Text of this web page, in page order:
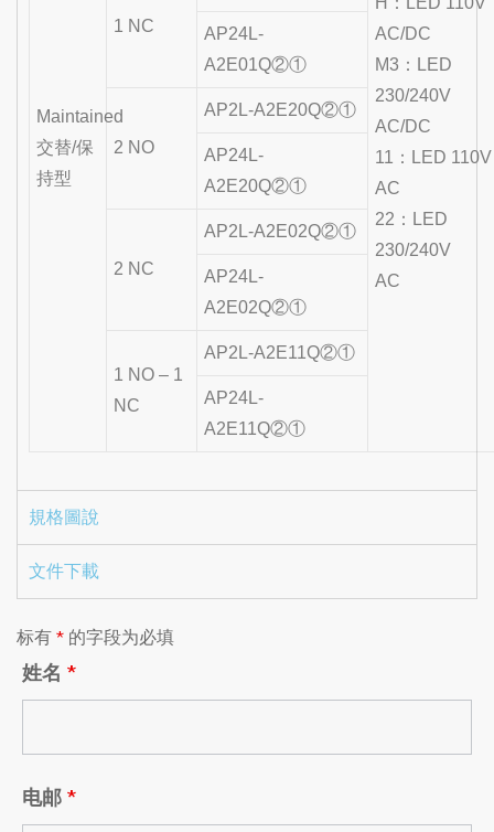
AC/DC
M3：LED
230/240V
AC/DC
11：LED 110V
AC
22：LED
230/240V
AC
Maintained
交替/保
持型
1 NC
AP24L-
A2E01Q②①
2 NO
AP2L-A2E20Q②①
AP24L-
A2E20Q②①
2 NC
AP2L-A2E02Q②①
AP24L-
A2E02Q②①
1 NO – 1
NC
AP2L-A2E11Q②①
AP24L-
A2E11Q②①
規格圖說
文件下載
标有 * 的字段为必填
姓名 *
电邮 *